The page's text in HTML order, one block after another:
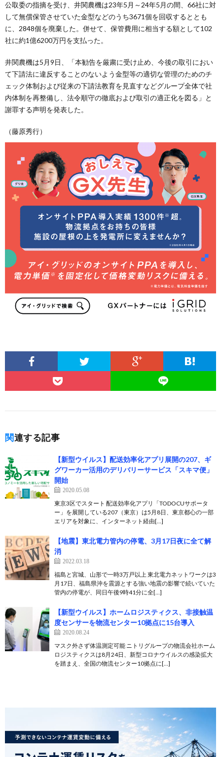
公取委の指摘を受け、井関農機は23年5月～24年5月の間、66社に対
して無償保管させていた金型などのうち3671個を回収するととも
に、2848個を廃棄した。併せて、保管費用に相当する額として102
社に約1億6200万円を支払った。
井関農機は5月9日、「本勧告を厳粛に受け止め、今後の取引におい
て下請法に違反することのないよう金型等の適切な管理のためのチ
ェック体制および従来の下請法教育を見直すなどグループ全体で社
内体制を再整備し、法令順守の徹底および取引の適正化を図る」と
謝罪する声明を発表した。
（藤原秀行）
関連する記事
【新型ウイルス】配送効率化アプリ展開の207、ギ
グワーカー活用のデリバリーサービス「スキマ便」
開始
2020.05.08
東京3区でスタート 配送効率化アプリ「TODOCUサポータ
ー」を展開している207（東京）は5月8日、東京都心の一部
エリアを対象に、インターネット経由[…]
【地震】東北電力管内の停電、3月17日夜に全て解
消
2022.03.18
福島と宮城、山形で一時3万戸以上 東北電力ネットワークは3
月17日、福島県沖を震源とする強い地震の影響で続いていた
管内の停電が、同日午後9時41分に全[…]
【新型ウイルス】ホームロジスティクス、非接触温
度センサーを物流センター10拠点に15台導入
2020.08.24
マスク外さず体温測定可能 ニトリグループの物流会社ホーム
ロジスティクスは8月24日、新型コロナウイルスの感染拡大
を踏まえ、全国の物流センター10拠点に[…]